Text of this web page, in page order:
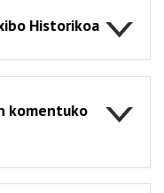
Historikoa
komentuko